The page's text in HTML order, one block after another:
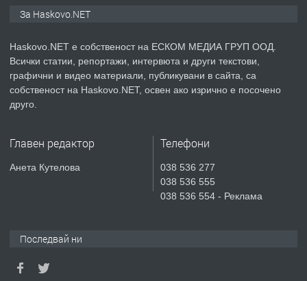
преди 2 дни
ПРЕДЛАГА
№4119 Едностаен обзаведен
Къртене на бетон! Събаряне на
За Haskovo.NET
Haskovo.NET е собственост на ЕСКОМ МЕДИА ГРУП ООД.
Всички статии, репортажи, интервюта и други текстови,
графични и видео материали, публикувани в сайта, са
собственост на Haskovo.NET, освен ако изрично е посочено
друго.
Главен редактор
Анета Кутелова
Телефони
038 536 277
038 536 555
038 536 554 - Реклама
Последвай ни